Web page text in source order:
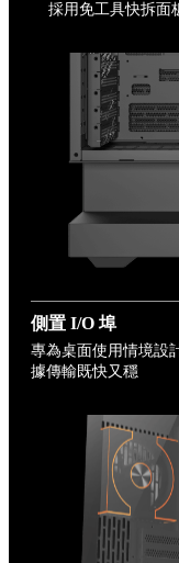
採用免工具快拆面
側置 I/O 埠
專為桌面使用情境設
據傳輸既快又穩